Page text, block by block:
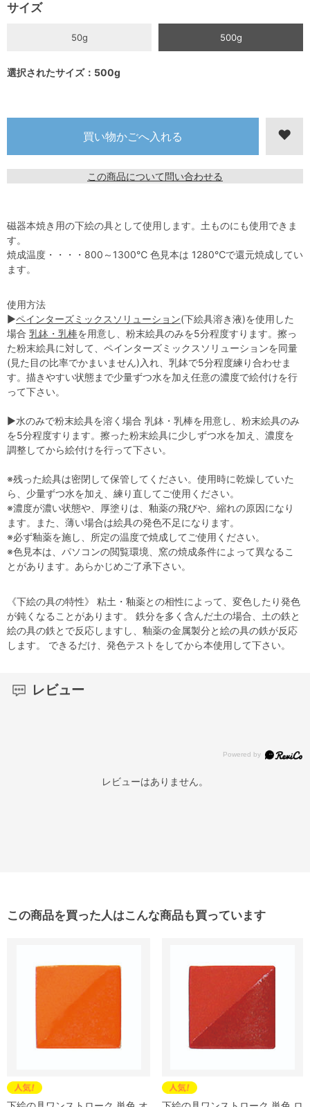
サイズ
50g 500g
選択されたサイズ：500g
この商品について問い合わせる
磁器本焼き用の下絵の具として使用します。土ものにも使用できま
す。
焼成温度・・・・800～1300℃ 色見本は 1280℃で還元焼成してい
ます。
使用方法
▶ペインターズミックスソリューション(下絵具溶き液)を使用した
場合 乳鉢・乳棒を用意し、粉末絵具のみを5分程度すります。擦っ
た粉末絵具に対して、ペインターズミックスソリューションを同量
(見た目の比率でかまいません)入れ、乳鉢で5分程度練り合わせま
す。描きやすい状態まで少量ずつ水を加え任意の濃度で絵付けを行
って下さい。
▶水のみで粉末絵具を溶く場合 乳鉢・乳棒を用意し、粉末絵具のみ
を5分程度すります。擦った粉末絵具に少しずつ水を加え、濃度を
調整してから絵付けを行って下さい。
※残った絵具は密閉して保管してください。使用時に乾燥していた
ら、少量ずつ水を加え、練り直してご使用ください。
※濃度が濃い状態や、厚塗りは、釉薬の飛びや、縮れの原因になり
ます。また、薄い場合は絵具の発色不足になります。
※必ず釉薬を施し、所定の温度で焼成してご使用ください。
※色見本は、パソコンの閲覧環境、窯の焼成条件によって異なるこ
とがあります。あらかじめご了承下さい。
《下絵の具の特性》 粘土・釉薬との相性によって、変色したり発色
が鈍くなることがあります。 鉄分を多く含んだ土の場合、土の鉄と
絵の具の鉄とで反応しますし、釉薬の金属製分と絵の具の鉄が反応
します。 できるだけ、発色テストをしてから本使用して下さい。
レビュー
レビューはありません。
この商品を買った人はこんな商品も買っています